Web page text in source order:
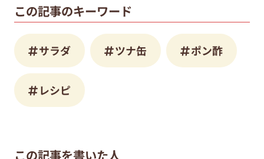
この記事のキーワード
サラダ ツナ缶 ポン酢
レシピ
この記事を書いた人